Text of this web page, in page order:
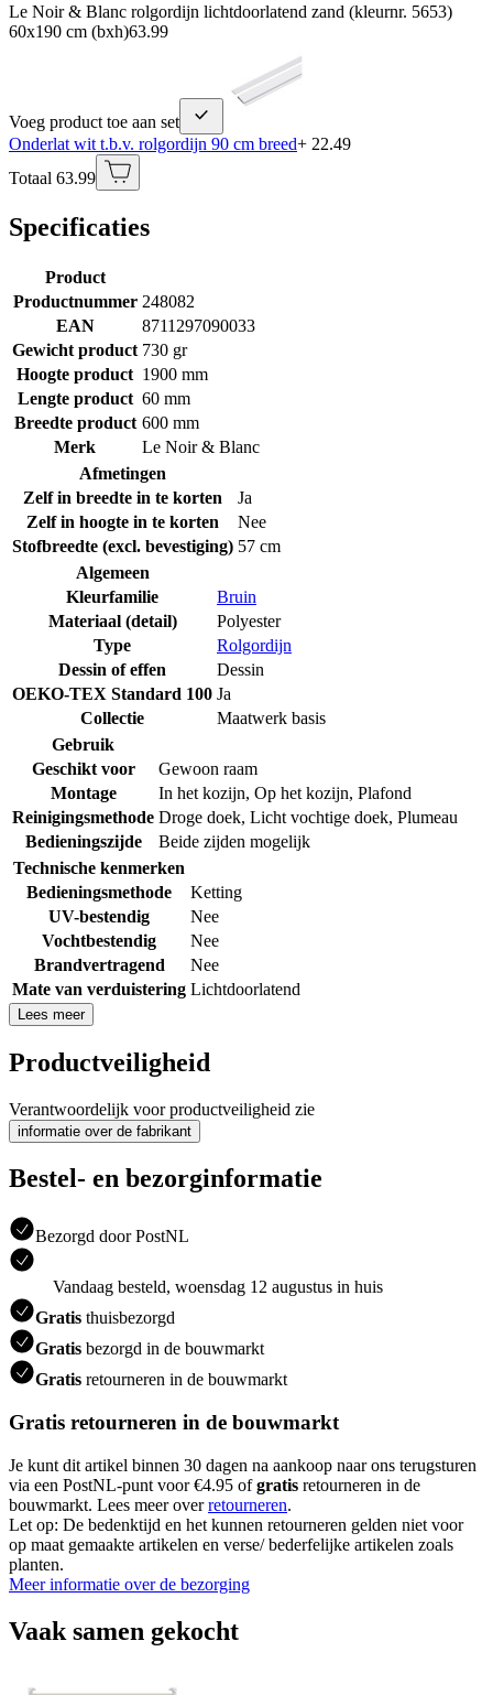
Le Noir & Blanc rolgordijn lichtdoorlatend zand (kleurnr. 5653)
60x190 cm (bxh)63.99
Voeg product toe aan set
Onderlat wit t.b.v. rolgordijn 90 cm breed+ 22.49
Totaal 63.99
Specificaties
Product
Productnummer 248082
EAN
8711297090033
Gewicht product 730 gr
Hoogte product 1900 mm
Lengte product 60 mm
Breedte product 600 mm
Merk
Le Noir & Blanc
Afmetingen
Zelf in breedte in te korten
Ja
Zelf in hoogte in te korten
Nee
Stofbreedte (excl. bevestiging) 57 cm
Algemeen
Kleurfamilie
Bruin
Materiaal (detail)
Polyester
Type
Rolgordijn
Dessin of effen
Dessin
OEKO-TEX Standard 100 Ja
Collectie
Maatwerk basis
Gebruik
Geschikt voor
Gewoon raam
Montage
In het kozijn, Op het kozijn, Plafond
Reinigingsmethode Droge doek, Licht vochtige doek, Plumeau
Bedieningszijde
Beide zijden mogelijk
Technische kenmerken
Bedieningsmethode
Ketting
UV-bestendig
Nee
Vochtbestendig
Nee
Brandvertragend
Nee
Mate van verduistering Lichtdoorlatend
Lees meer
Productveiligheid
Verantwoordelijk voor productveiligheid zie
informatie over de fabrikant
Bestel- en bezorginformatie
Bezorgd door PostNL
Vandaag besteld, woensdag 12 augustus in huis
Gratis thuisbezorgd
Gratis bezorgd in de bouwmarkt
Gratis retourneren in de bouwmarkt
Gratis retourneren in de bouwmarkt
Je kunt dit artikel binnen 30 dagen na aankoop naar ons terugsturen
via een PostNL-punt voor €4.95 ofgratis retourneren in de
bouwmarkt. Lees meer overretourneren.
Let op: De bedenktijd en het kunnen retourneren gelden niet voor
op maat gemaakte artikelen en verse/ bederfelijke artikelen zoals
planten.
Meer informatie over de bezorging
Vaak samen gekocht